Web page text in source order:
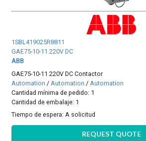
1SBL419025R8811
GAE75-10-11 220V DC
ABB
GAE75-10-11 220V DC Contactor
Automation / Automation / Automation
Cantidad mínima de pedido: 1
Cantidad de embalaje: 1
Tiempo de espera: A solicitud
REQUEST QUOTE